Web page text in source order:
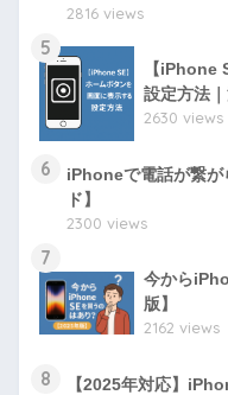
2816 views
5
【iPhone
設定方法
2630 views
6
iPhoneで電話が繋が
ド】
2300 views
7
今から
版】
2162 views
8
【2025年対応】